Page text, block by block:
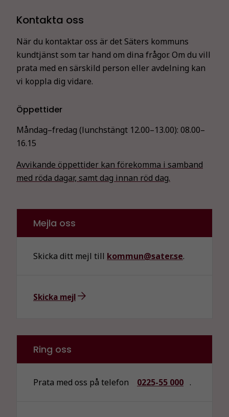
Kontakta oss
När du kontaktar oss är det Säters kommuns
kundtjänst som tar hand om dina frågor. Om du vill
prata med en särskild person eller avdelning kan
vi koppla dig vidare.
Öppettider
Måndag–fredag (lunchstängt 12.00–13.00): 08.00–
16.15
Avvikande öppettider kan förekomma i samband
med röda dagar, samt dag innan röd dag.
Mejla oss
Skicka ditt mejl till kommun@sater.se.
Skicka mejl
Ring oss
Prata med oss på telefon 0225-55 000 .